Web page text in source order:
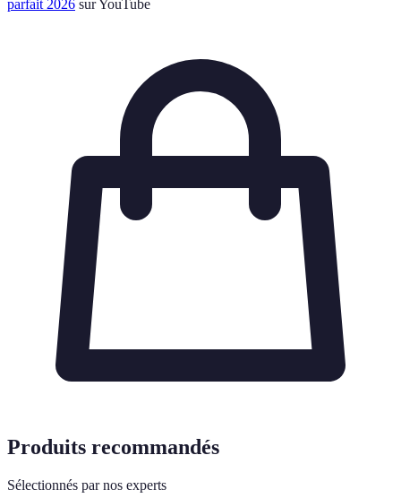
parfait 2026 sur YouTube
Produits recommandés
Sélectionnés par nos experts